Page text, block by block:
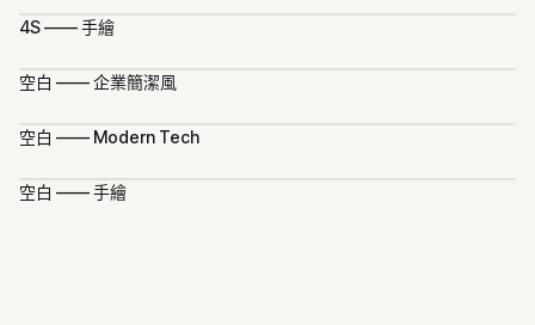
4S —— 手繪
空白 —— 企業簡潔風
空白 —— Modern Tech
空白 —— 手繪